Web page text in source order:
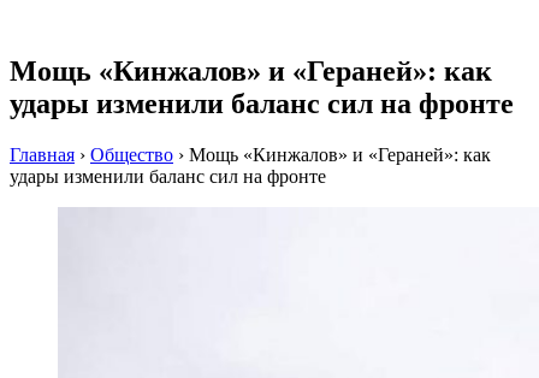
Мощь «Кинжалов» и «Гераней»: как
удары изменили баланс сил на фронте
Главная › Общество › Мощь «Кинжалов» и «Гераней»: как
удары изменили баланс сил на фронте